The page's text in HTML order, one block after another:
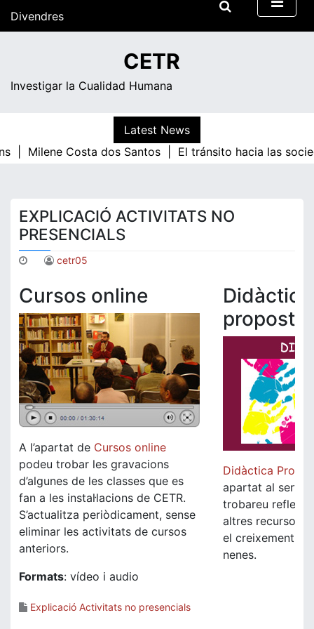
Divendres
CETR
Investigar la Cualidad Humana
Latest News
|
Milene Costa dos Santos | El tránsito hacia las
EXPLICACIÓ ACTIVITATS NO
PRESENCIALS
cetr05
Cursos online
A l’apartat de Cursos online
podeu trobar les gravacions
d’algunes de les classes que es
fan a les instal·lacions de CETR.
S’actualitza periòdicament, sense
eliminar les activitats de cursos
anteriors.
Formats: vídeo i audio
Didàctica
Didàctica
apartat al servei
trobareu
altres recursos
el creixement
nenes.
Explicació Activitats no presencials